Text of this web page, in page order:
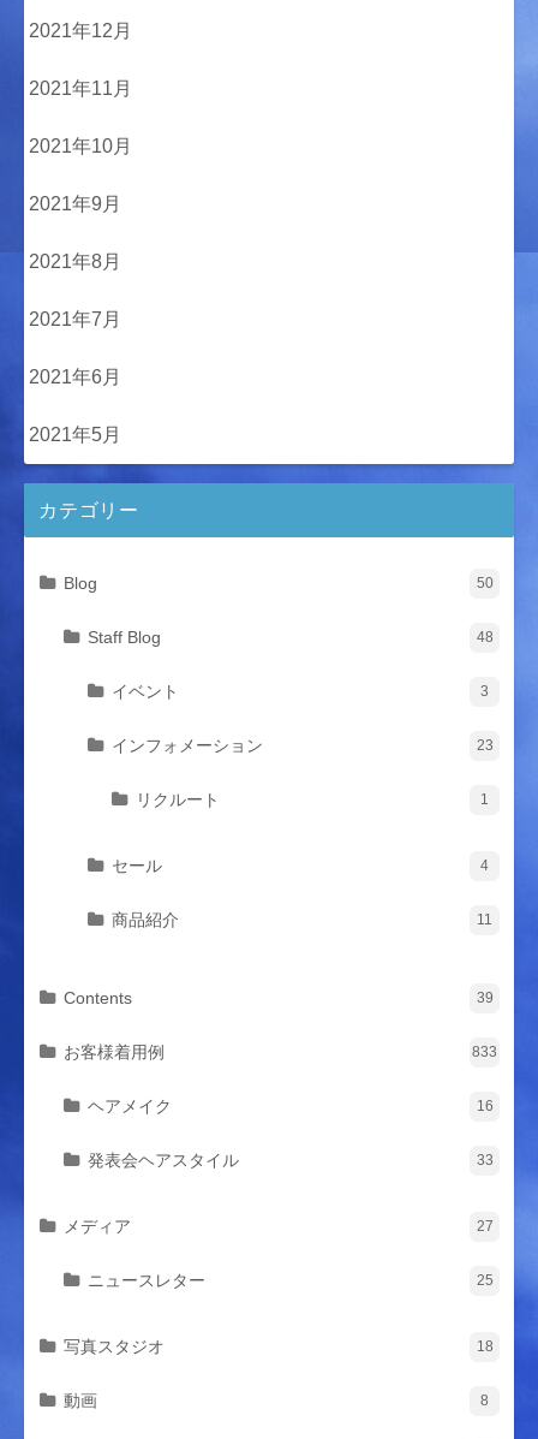
2021年12月
2021年11月
2021年10月
2021年9月
2021年8月
2021年7月
2021年6月
2021年5月
カテゴリー
Blog 50
Staff Blog 48
イベント 3
インフォメーション 23
リクルート 1
セール 4
商品紹介 11
Contents 39
お客様着用例 833
ヘアメイク 16
発表会ヘアスタイル 33
メディア 27
ニュースレター 25
写真スタジオ 18
動画 8